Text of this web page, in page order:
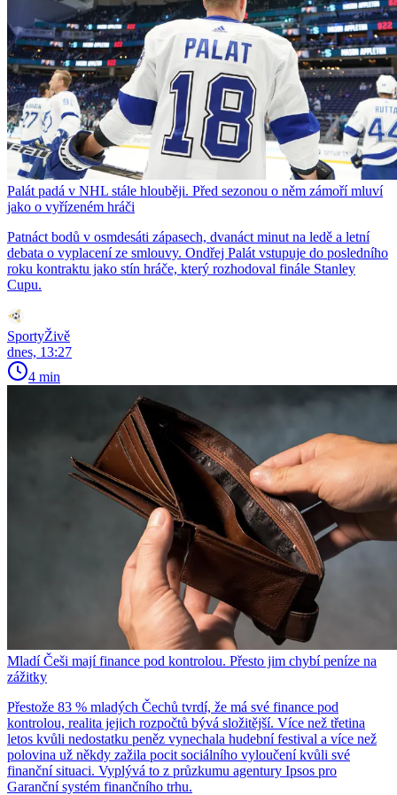
Palát padá v NHL stále hlouběji. Před sezonou o něm zámoří mluví
jako o vyřízeném hráči
Patnáct bodů v osmdesáti zápasech, dvanáct minut na ledě a letní
debata o vyplacení ze smlouvy. Ondřej Palát vstupuje do posledního
roku kontraktu jako stín hráče, který rozhodoval finále Stanley
Cupu.
SportyŽivě
dnes, 13:27
4 min
Mladí Češi mají finance pod kontrolou. Přesto jim chybí peníze na
zážitky
Přestože 83 % mladých Čechů tvrdí, že má své finance pod
kontrolou, realita jejich rozpočtů bývá složitější. Více než třetina
letos kvůli nedostatku peněz vynechala hudební festival a více než
polovina už někdy zažila pocit sociálního vyloučení kvůli své
finanční situaci. Vyplývá to z průzkumu agentury Ipsos pro
Garanční systém finančního trhu.